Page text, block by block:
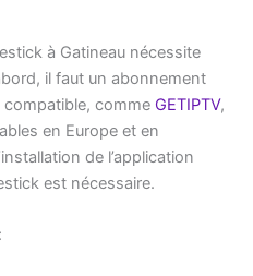
à Gatineau nécessite
il faut un abonnement
compatible, comme GETIPTV,
en Europe et en
de l’application
est nécessaire.